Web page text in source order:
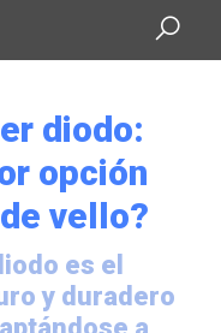
diodo:
opción
vello?
es el
y duradero